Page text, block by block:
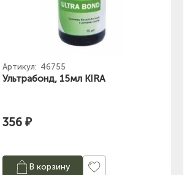
Артикул: 46755
Ультрабонд, 15мл KIRA
356 ₽
В корзину